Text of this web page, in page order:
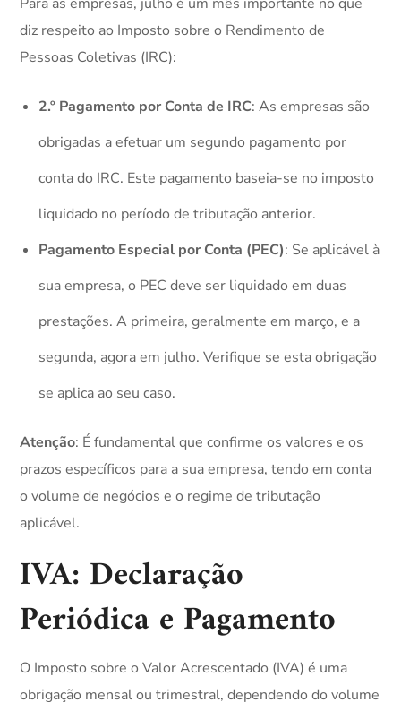
diz respeito ao Imposto sobre o Rendimento de
Pessoas Coletivas (IRC):
2.º Pagamento por Conta de IRC: As empresas são
obrigadas a efetuar um segundo pagamento por
conta do IRC. Este pagamento baseia-se no imposto
liquidado no período de tributação anterior.
Pagamento Especial por Conta (PEC): Se aplicável à
sua empresa, o PEC deve ser liquidado em duas
prestações. A primeira, geralmente em março, e a
segunda, agora em julho. Verifique se esta obrigação
se aplica ao seu caso.
Atenção: É fundamental que confirme os valores e os
prazos específicos para a sua empresa, tendo em conta
o volume de negócios e o regime de tributação
aplicável.
IVA: Declaração
Periódica e Pagamento
O Imposto sobre o Valor Acrescentado (IVA) é uma
obrigação mensal ou trimestral, dependendo do volume